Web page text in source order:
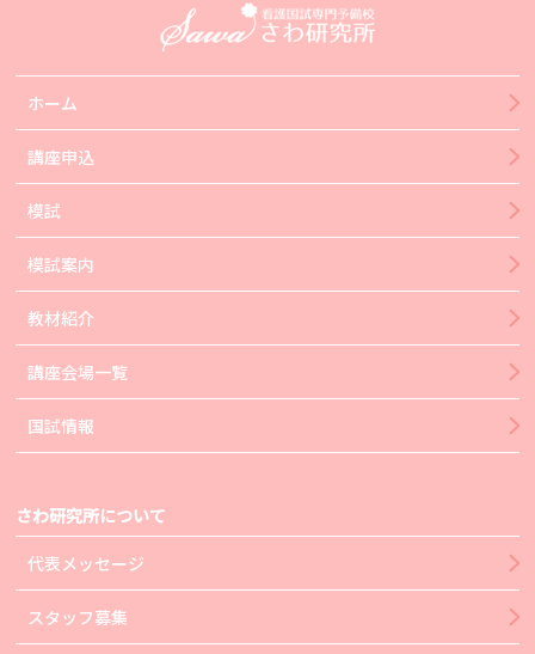
ホーム
講座申込
模試
模試案内
教材紹介
講座会場一覧
国試情報
さわ研究所について
代表メッセージ
スタッフ募集